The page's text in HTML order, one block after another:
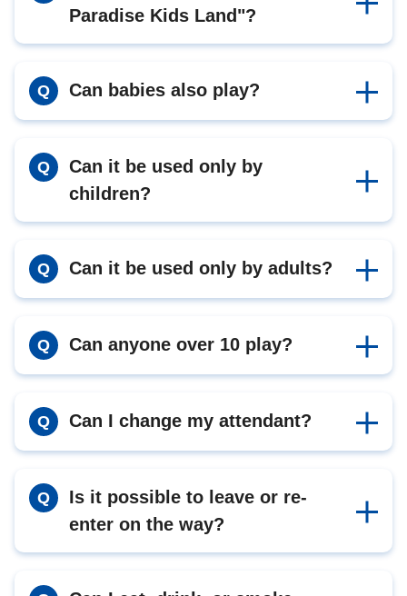
Paradise Kids Land"?
Q Can babies also play?
Q
Can it be used only by
children?
Q Can it be used only by adults?
Q Can anyone over 10 play?
Q Can I change my attendant?
Q
Is it possible to leave or re-
enter on the way?